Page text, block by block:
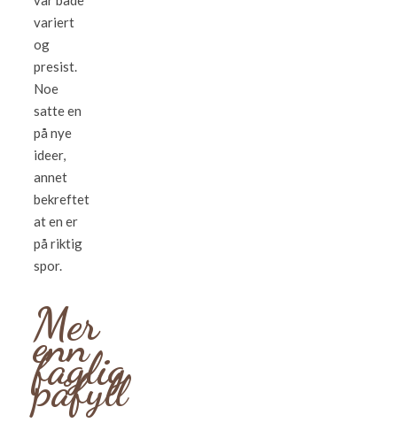
variert
og
presist.
Noe
satte en
på nye
ideer,
annet
bekreftet
at en er
på riktig
spor.
Mer
enn
faglig
påfyll